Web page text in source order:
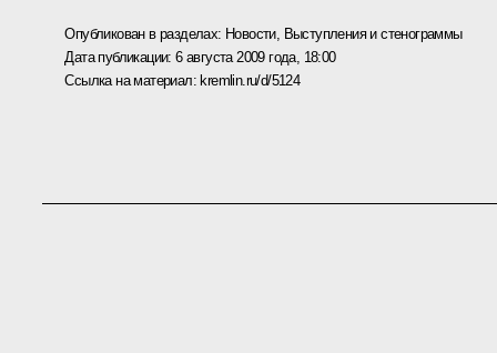
Опубликован в разделах: Новости, Выступления и стенограммы
Дата публикации:6 августа 2009 года, 18:00
Ссылка на материал: kremlin.ru/d/5124